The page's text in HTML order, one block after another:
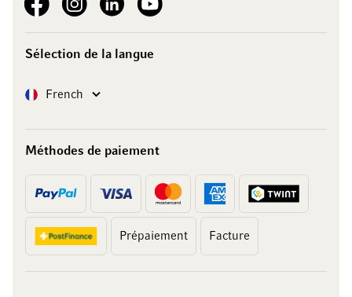
Sélection de la langue
LangueFrench
Méthodes de paiement
Prépaiement Facture